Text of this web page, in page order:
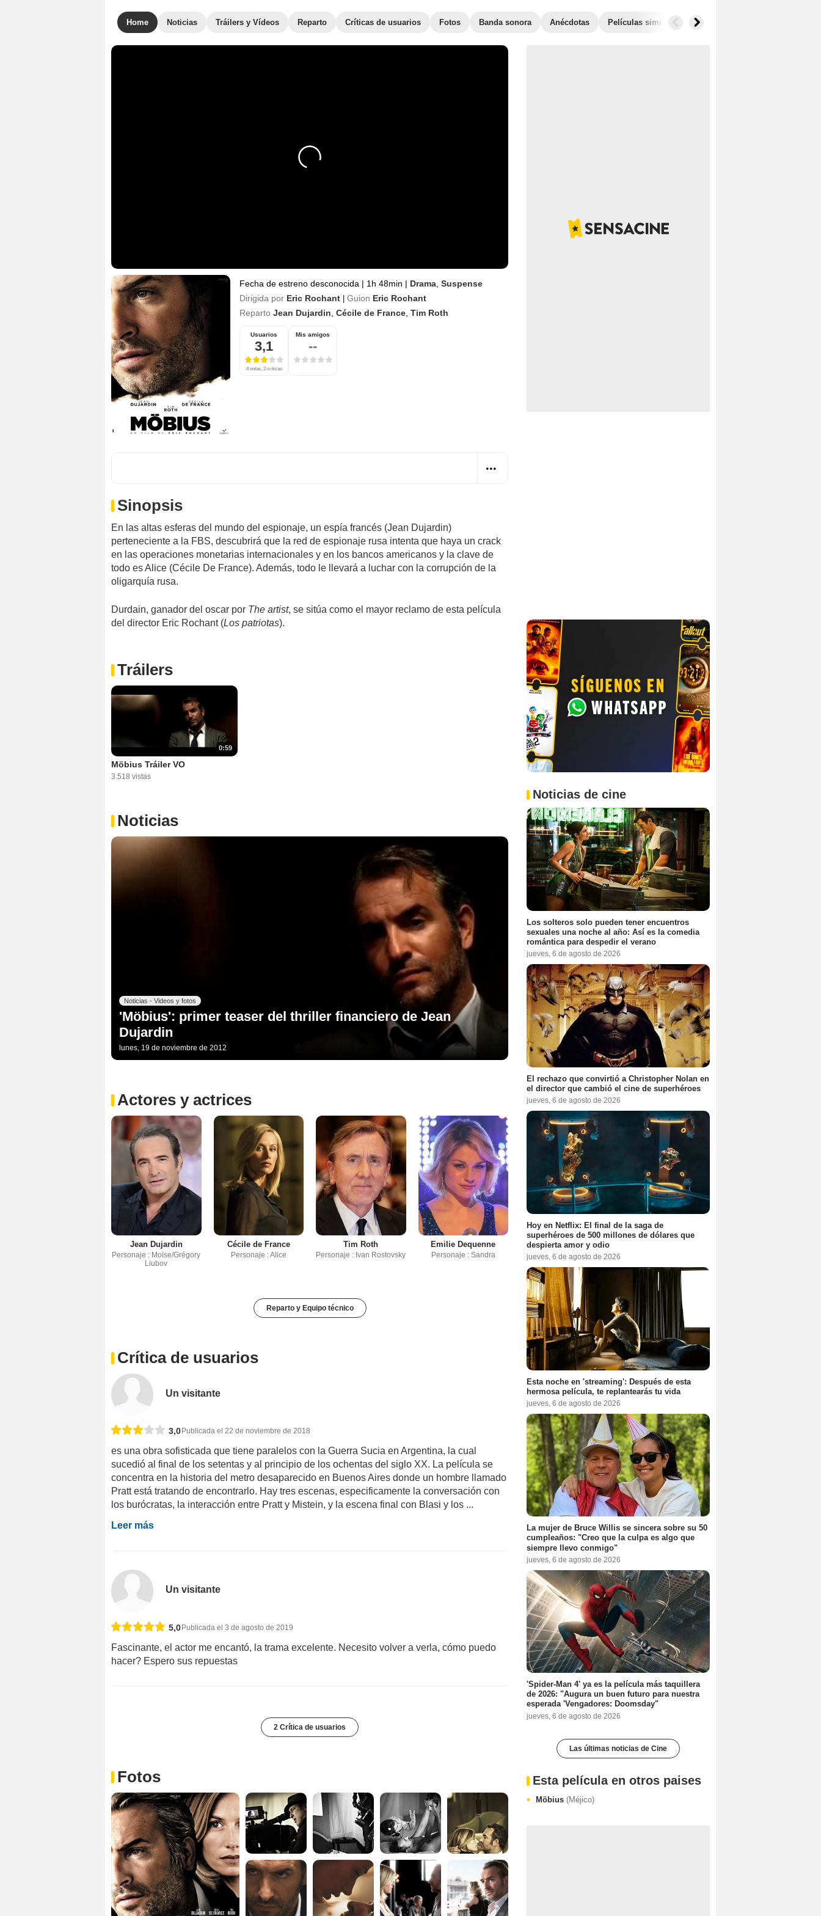
Home Noticias Tráilers y Vídeos Reparto Críticas de usuarios Fotos Banda sonora Anécdotas Películas similares
Fecha de estreno desconocida | 1h 48min | Drama Suspense
Dirigida por Eric Rochant | Guion Eric Rochant
Reparto Jean Dujardin Cécile de France Tim Roth
Usuarios
3,1
4 notas, 2 críticas
Mis amigos
--
Sinopsis
En las altas esferas del mundo del espionaje, un espía francés (Jean Dujardin)
perteneciente a la FBS, descubrirá que la red de espionaje rusa intenta que haya un crack
en las operaciones monetarias internacionales y en los bancos americanos y la clave de
todo es Alice (Cécile De France). Además, todo le llevará a luchar con la corrupción de la
oligarquía rusa.
Durdain, ganador del oscar por The artist, se sitúa como el mayor reclamo de esta película
del director Eric Rochant (Los patriotas).
Tráilers
0:59
Möbius Tráiler VO
3.518 vistas
Noticias
Noticias - Videos y fotos
'Möbius': primer teaser del thriller financiero de Jean
Dujardin
lunes, 19 de noviembre de 2012
Actores y actrices
Jean Dujardin
Personaje : Moïse/Grégory
Liubov
Cécile de France
Personaje : Alice
Tim Roth
Personaje : Ivan Rostovsky
Emilie Dequenne
Personaje : Sandra
Reparto y Equipo técnico
Crítica de usuarios
Un visitante
3,0 Publicada el 22 de noviembre de 2018
es una obra sofisticada que tiene paralelos con la Guerra Sucia en Argentina, la cual
sucedió al final de los setentas y al principio de los ochentas del siglo XX. La película se
concentra en la historia del metro desaparecido en Buenos Aires donde un hombre llamado
Pratt está tratando de encontrarlo. Hay tres escenas, especificamente la conversación con
los burócratas, la interacción entre Pratt y Mistein, y la escena final con Blasi y los ...
Leer más
Un visitante
5,0Publicada el 3 de agosto de 2019
Fascinante, el actor me encantó, la trama excelente. Necesito volver a verla, cómo puedo
hacer? Espero sus repuestas
2 Crítica de usuarios
Fotos
Noticias de cine
Los solteros solo pueden tener encuentros
sexuales una noche al año: Así es la comedia
romántica para despedir el verano
jueves, 6 de agosto de 2026
El rechazo que convirtió a Christopher Nolan en
el director que cambió el cine de superhéroes
jueves, 6 de agosto de 2026
Hoy en Netflix: El final de la saga de
superhéroes de 500 millones de dólares que
despierta amor y odio
jueves, 6 de agosto de 2026
Esta noche en 'streaming': Después de esta
hermosa película, te replantearás tu vida
jueves, 6 de agosto de 2026
La mujer de Bruce Willis se sincera sobre su 50
cumpleaños: "Creo que la culpa es algo que
siempre llevo conmigo"
jueves, 6 de agosto de 2026
'Spider-Man 4' ya es la película más taquillera
de 2026: "Augura un buen futuro para nuestra
esperada 'Vengadores: Doomsday"
jueves, 6 de agosto de 2026
Las últimas noticias de Cine
Esta película en otros paises
Möbius (Méjico)